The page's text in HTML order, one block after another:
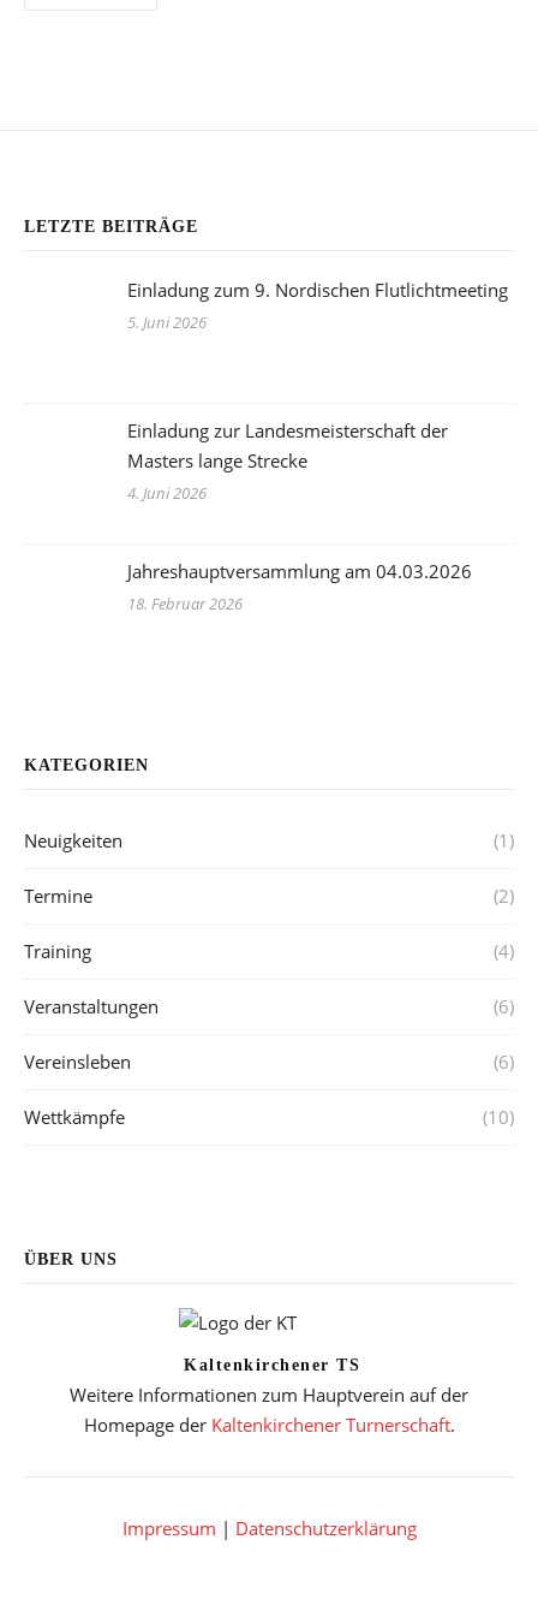
LETZTE BEITRÄGE
Einladung zum 9. Nordischen Flutlichtmeeting
5. Juni 2026
Einladung zur Landesmeisterschaft der
Masters lange Strecke
4. Juni 2026
Jahreshauptversammlung am 04.03.2026
18. Februar 2026
KATEGORIEN
Neuigkeiten (1)
Termine (2)
Training (4)
Veranstaltungen (6)
Vereinsleben (6)
Wettkämpfe (10)
ÜBER UNS
Kaltenkirchener TS
Weitere Informationen zum Hauptverein auf der
Homepage der Kaltenkirchener Turnerschaft.
Impressum | Datenschutzerklärung